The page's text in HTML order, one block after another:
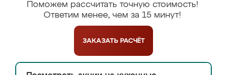
Поможем рассчитать точную стоимость!
Ответим менее, чем за 15 минут!
ЗАКАЗАТЬ РАСЧЁТ